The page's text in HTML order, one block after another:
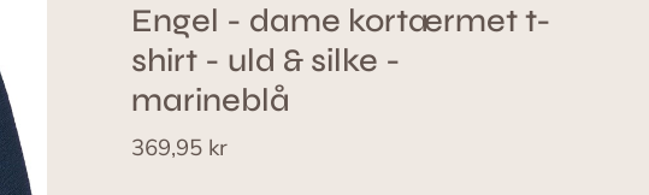
Engel - dame kortærmet t-
shirt - uld & silke -
marineblå
369,95 kr